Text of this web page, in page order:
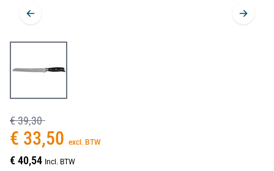
€ 39,30
€ 33,50 excl. BTW
€ 40,54 Incl. BTW